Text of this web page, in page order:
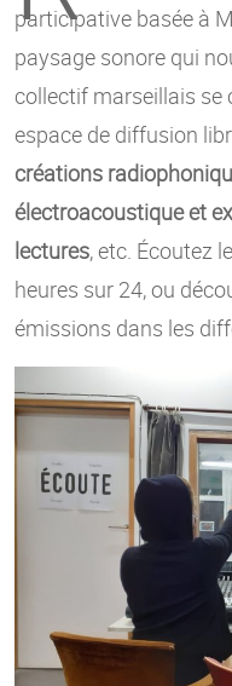
participative basée à
paysage sonore qui
collectif marseillais se
espace de diffusion
créations
électroacoustique et
lectures, etc. Écoutez
heures sur 24, ou
émissions dans les